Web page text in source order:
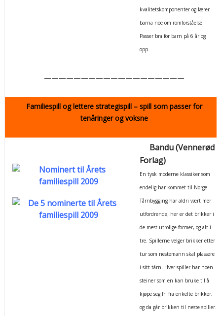
kvalitetskomponenter og lærer
barna noe om romforståelse.
Passer bra for barn på 6 år og
opp.
———————————————————
Familiespill og lettere strategispill – spill som passer for
tenåringer og voksne
Bandu (Vennerød
Forlag)
En tysk moderne klassiker som
endelig har kommet til Norge.
Tårnbygging har aldri vært mer
utfordrende; her er det brikker i
de mest utrolige former, og alt i
tre. Spillerne velger brikker etter
tur som nestemann skal plassere
i sitt tårn. Hver spiller har noen
steiner som en kan bruke til å
kjøpe seg fri fra enkelte brikker,
og da går brikken til neste spiller.